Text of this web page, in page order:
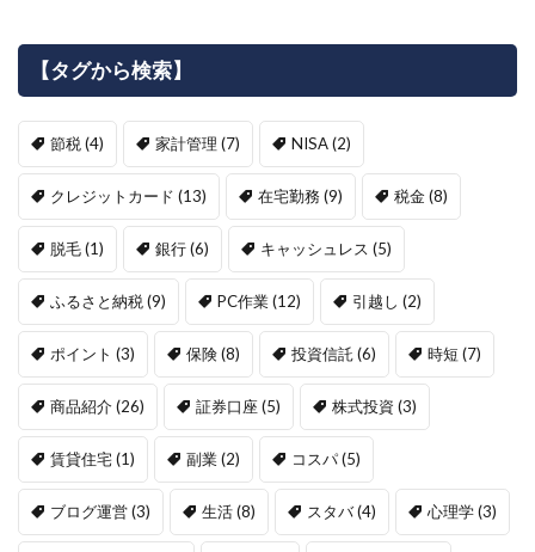
【タグから検索】
節税 (4) 家計管理 (7) NISA(2)
クレジットカード (13) 在宅勤務(9) 税金(8)
脱毛(1) 銀行(6) キャッシュレス (5)
ふるさと納税 (9) PC作業(12) 引越し (2)
ポイント (3) 保険(8) 投資信託 (6) 時短 (7)
商品紹介(26) 証券口座(5) 株式投資 (3)
賃貸住宅(1) 副業(2) コスパ(5)
ブログ運営(3) 生活(8) スタバ(4) 心理学(3)